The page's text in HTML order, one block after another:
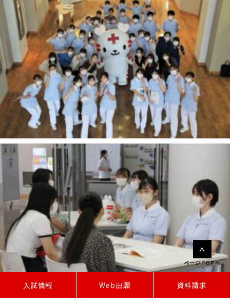
入試情報 Web出願 資料請求
ページTOPへ